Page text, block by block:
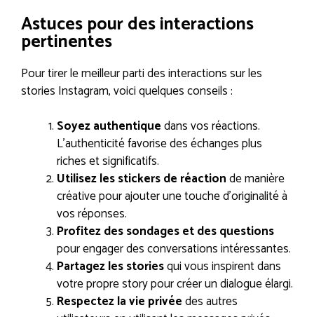
Astuces pour des interactions
pertinentes
Pour tirer le meilleur parti des interactions sur les
stories Instagram, voici quelques conseils :
Soyez authentiquedans vos réactions.
L’authenticité favorise des échanges plus
riches et significatifs.
Utilisez les stickers de réactionde manière
créative pour ajouter une touche d’originalité à
vos réponses.
Profitez des sondages et des questions
pour engager des conversations intéressantes.
Partagez les storiesqui vous inspirent dans
votre propre story pour créer un dialogue élargi.
Respectez la vie privéedes autres